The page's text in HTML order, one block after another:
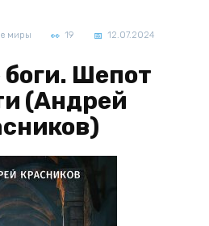
миры 19 12.07.2024
Шепот
(Андрей